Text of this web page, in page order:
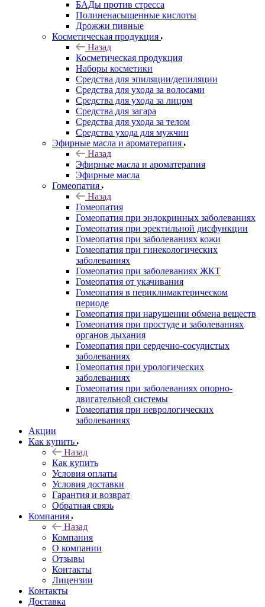
БАДы против стресса
Полиненасыщенные кислоты
Дрожжи пивные
Косметическая продукция
Назад
Косметическая продукция
Наборы косметики
Средства для эпиляции/депиляции
Средства для ухода за волосами
Средства для ухода за лицом
Средства для загара
Средства для ухода за телом
Средства ухода для мужчин
Эфирные масла и ароматерапия
Назад
Эфирные масла и ароматерапия
Эфирные масла
Гомеопатия
Назад
Гомеопатия
Гомеопатия при эндокринных заболеваниях
Гомеопатия при эректильной дисфункции
Гомеопатия при заболеваниях кожи
Гомеопатия при гинекологических
заболеваниях
Гомеопатия при заболеваниях ЖКТ
Гомеопатия от укачивания
Гомеопатия в периклимактерическом
периоде
Гомеопатия при нарушении обмена веществ
Гомеопатия при простуде и заболеваниях
органов дыхания
Гомеопатия при сердечно-сосудистых
заболеваниях
Гомеопатия при урологических
заболеваниях
Гомеопатия при заболеваниях опорно-
двигательной системы
Гомеопатия при неврологических
заболеваниях
Акции
Как купить
Назад
Как купить
Условия оплаты
Условия доставки
Гарантия и возврат
Обратная связь
Компания
Назад
Компания
О компании
Отзывы
Контакты
Лицензии
Контакты
Доставка